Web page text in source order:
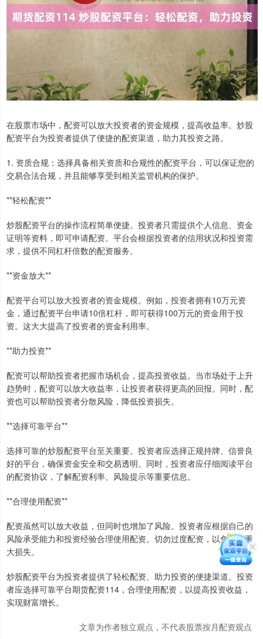
在股票市场中，配资可以放大投资者的资金规模，提高收益率。炒股
配资平台为投资者提供了便捷的配资渠道，助力其投资之路。
1. 资质合规：选择具备相关资质和合规性的配资平台，可以保证您的
交易合法合规，并且能够享受到相关监管机构的保护。
**轻松配资**
炒股配资平台的操作流程简单便捷。投资者只需提供个人信息、资金
证明等资料，即可申请配资。平台会根据投资者的信用状况和投资需
求，提供不同杠杆倍数的配资服务。
**资金放大**
配资平台可以放大投资者的资金规模。例如，投资者拥有10万元资
金，通过配资平台申请10倍杠杆，即可获得100万元的资金用于投
资。这大大提高了投资者的资金利用率。
**助力投资**
配资可以帮助投资者把握市场机会，提高投资收益。当市场处于上升
趋势时，配资可以放大收益率，让投资者获得更高的回报。同时，配
资也可以帮助投资者分散风险，降低投资损失。
**选择可靠平台**
选择可靠的炒股配资平台至关重要。投资者应选择正规持牌、信誉良
好的平台，确保资金安全和交易透明。同时，投资者应仔细阅读平台
的配资协议，了解配资利率、风险提示等重要信息。
**合理使用配资**
配资虽然可以放大收益，但同时也增加了风险。投资者应根据自己的
风险承受能力和投资经验合理使用配资。切勿过度配资，以免造成重
大损失。
炒股配资平台为投资者提供了轻松配资、助力投资的便捷渠道。投资
者应选择可靠平台期货配资114，合理使用配资，以提高投资收益，
实现财富增长。
文章为作者独立观点，不代表股票按月配资观点